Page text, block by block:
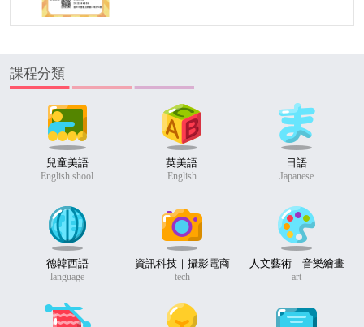
課程分類
兒童美語
English shool
英美語
English
日語
Japanese
德韓西語
language
資訊科技｜攝影電商
tech
人文藝術｜音樂繪畫
art